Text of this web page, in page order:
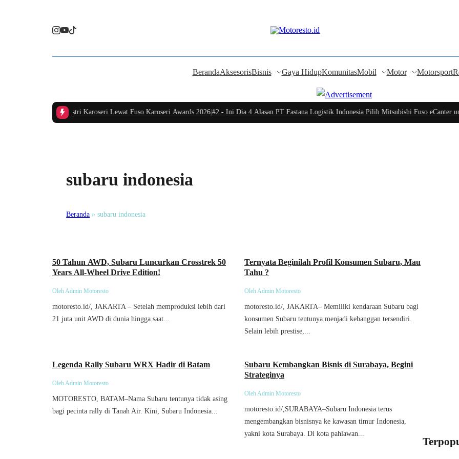
BerandaAksesorisBisnis Gaya HidupKomunitasMobil Motor Motorsport
Standarisasi Industri Karoseri Lewat Fuso Karoseri Awards 2026|#2 -Ini Dia 4 Alasan PT Fastana Logistik Indonesia Pilih Mitsubishi Fuso eCanter
subaru indonesia
Beranda »subaru indonesia
50 Tahun AWD, Subaru Luncurkan Crosstrek 50
Years All-Wheel Drive Edition!
Oleh Admin Motoresto
motoresto.id/, JAKARTA – Setelah memproduksi lebih dari
21 juta unit AWD di dunia hingga saat...
Ternyata Beginilah Profil Konsumen Subaru, Mau
Tahu ?
Oleh Admin Motoresto
motoresto.id/, JAKARTA– Memiliki kendaraan Subaru bagi
konsumen Subaru tentunya menjadi kebanggan tersendiri.
Selain lebih prestise,...
Legenda Rally Subaru WRX Hadir di Batam
Oleh Admin Motoresto
MOTORESTO, BATAM–Nama Subaru tentunya tidak asing
bagi pecinta rally di Tanah Air. Kini, Subaru Indonesia...
Subaru Kembangkan Bisnis di Surabaya, Begini
Strateginya
Oleh Admin Motoresto
motoresto.id/,SURABAYA–Subaru Indonesia terus
mengembangkan bisnisnya ke kawasan timur Indonesia,
yakni kota Surabaya. Di kota pahlawan...